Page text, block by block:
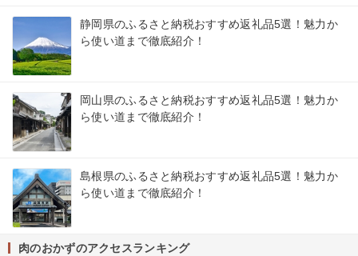
静岡県のふるさと納税おすすめ返礼品5選！魅力か
ら使い道まで徹底紹介！
岡山県のふるさと納税おすすめ返礼品5選！魅力か
ら使い道まで徹底紹介！
島根県のふるさと納税おすすめ返礼品5選！魅力か
ら使い道まで徹底紹介！
肉のおかずのアクセスランキング